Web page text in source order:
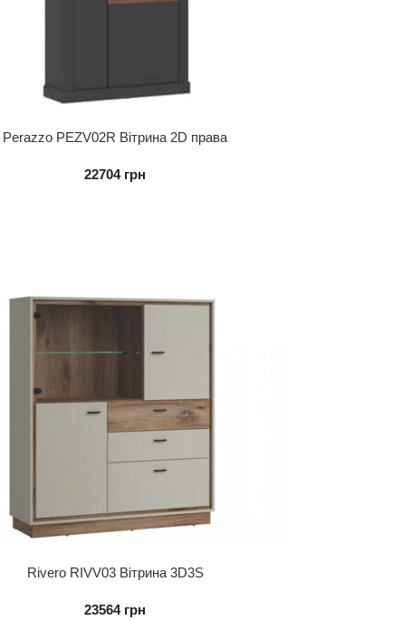
Perazzo PEZV02R Вітрина 2D права
22704 грн
Rivero RIVV03 Вітрина 3D3S
23564 грн